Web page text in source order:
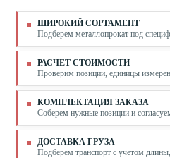
ШИРОКИЙ СОРТАМЕНТ
Подберем металлопрокат под
РАСЧЕТ СТОИМОСТИ
Проверим позиции, единицы
КОМПЛЕКТАЦИЯ ЗАКАЗА
Соберем нужные позиции и
ДОСТАВКА ГРУЗА
Подберем транспорт с учетом